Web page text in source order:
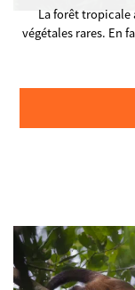
La forêt tropicale
végétales rares. En